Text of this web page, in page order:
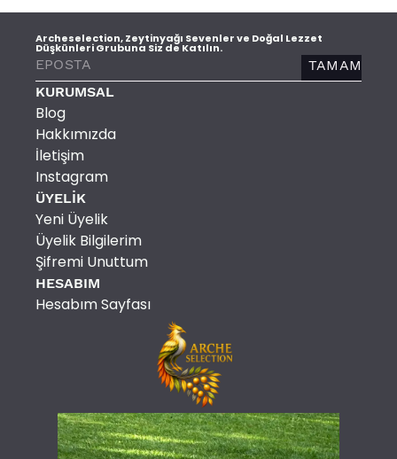
KURUMSAL
Blog
Hakkımızda
İletişim
Instagram
ÜYELİK
Yeni Üyelik
Üyelik Bilgilerim
Şifremi Unuttum
HESABIM
Hesabım Sayfası
Archeselection, Zeytinyağı Sevenler ve Doğal Lezzet
Düşkünleri Grubuna Siz de Katılın.
TAMAM